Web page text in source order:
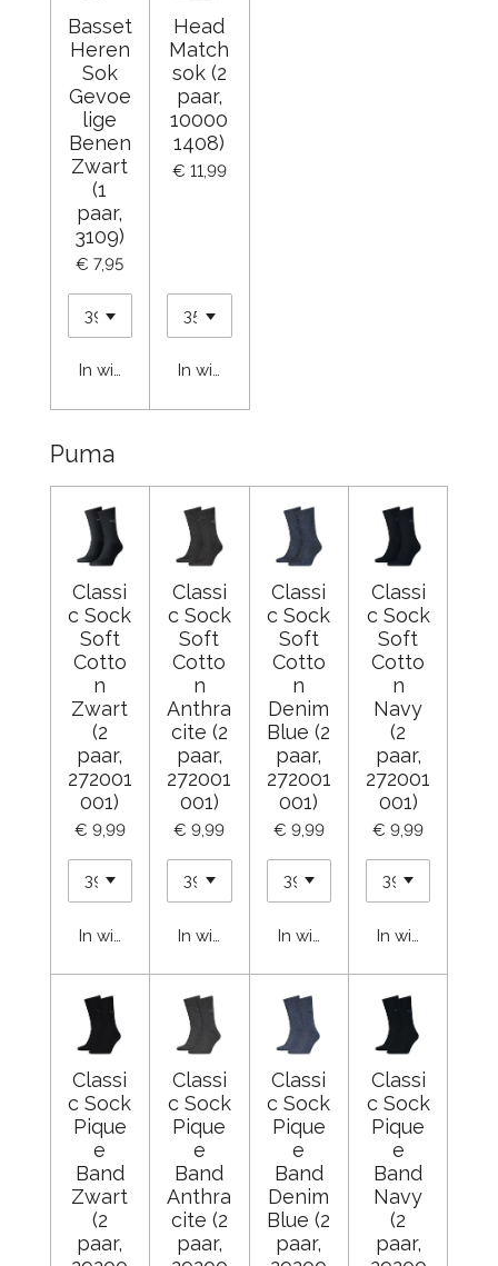
Basset
Heren
Sok
Gevoe
lige
Benen
Zwart
(1
paar,
3109)
€ 7,95
In winkelwagen
Head
Match
sok (2
paar,
10000
1408)
€ 11,99
In winkelwagen
Puma
Classi
c Sock
Soft
Cotto
n
Zwart
(2
paar,
272001
001)
€ 9,99
In winkelwagen
Classi
c Sock
Soft
Cotto
n
Anthra
cite (2
paar,
272001
001)
€ 9,99
In winkelwagen
Classi
c Sock
Soft
Cotto
n
Denim
Blue (2
paar,
272001
001)
€ 9,99
In winkelwagen
Classi
c Sock
Soft
Cotto
n
Navy
(2
paar,
272001
001)
€ 9,99
In
Classi
c Sock
Pique
e
Band
Zwart
(2
paar,
Classi
c Sock
Pique
e
Band
Anthra
cite (2
paar,
Classi
c Sock
Pique
e
Band
Denim
Blue (2
paar,
Classi
c Sock
Pique
e
Band
Navy
(2
paar,